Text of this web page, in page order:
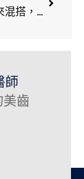
牙橋植牙來混搭，全口缺牙患者的福音
師
齒